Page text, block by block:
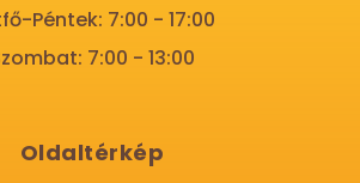
Péntek: 7:00 - 17:00
7:00 - 13:00
Oldaltérkép